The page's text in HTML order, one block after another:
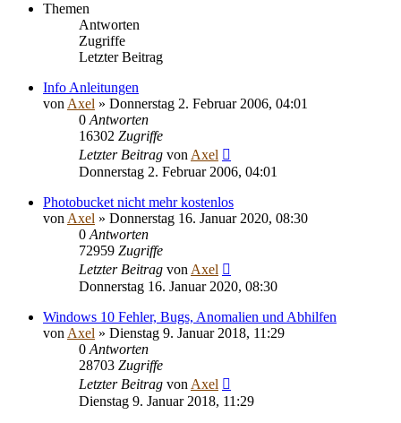
Themen
Antworten
Zugriffe
Letzter Beitrag
Info Anleitungen
von Axel » Donnerstag 2. Februar 2006, 04:01
0 Antworten
16302 Zugriffe
Letzter Beitrag von Axel
Donnerstag 2. Februar 2006, 04:01
Photobucket nicht mehr kostenlos
von Axel » Donnerstag 16. Januar 2020, 08:30
0 Antworten
72959 Zugriffe
Letzter Beitrag von Axel
Donnerstag 16. Januar 2020, 08:30
Windows 10 Fehler, Bugs, Anomalien und Abhilfen
von Axel » Dienstag 9. Januar 2018, 11:29
0 Antworten
28703 Zugriffe
Letzter Beitrag von Axel
Dienstag 9. Januar 2018, 11:29